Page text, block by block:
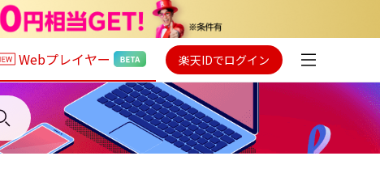
Webプレイヤー 楽天IDでログイン